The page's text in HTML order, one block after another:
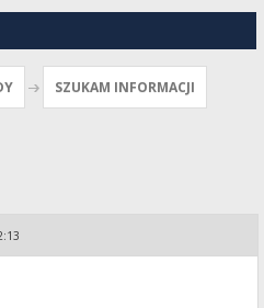
SZUKAM INFORMACJI